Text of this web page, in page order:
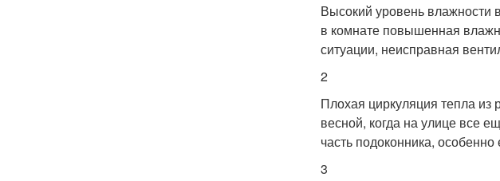
Высокий уровень влажности
в комнате повышенная
ситуации, неисправная
2
Плохая циркуляция тепла
весной, когда на улице все
часть подоконника,
3